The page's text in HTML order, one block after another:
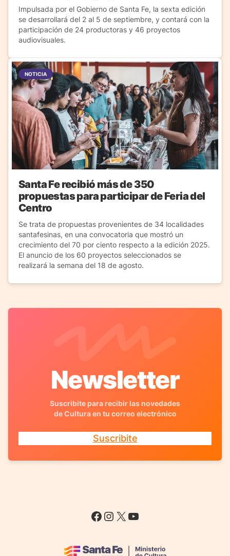
Impulsada por el Gobierno de Santa Fe, la sexta edición
se desarrollará del 2 al 5 de septiembre, y contará con la
participación de 24 productoras y 46 proyectos
audiovisuales.
NOTICIA
Santa Fe recibió más de 350
propuestas para participar de Feria del
Centro
Se trata de propuestas provenientes de 34 localidades
santafesinas, en una convocatoria que mostró un
crecimiento del 70 por ciento respecto a la edición 2025.
El anuncio de los 60 proyectos seleccionados se
realizará la semana del 18 de agosto.
Newsletter
Suscribite para recibir las novedades
de Cultura en tu correo electrónico
Suscribite
Facebook
Instagram
X YouTube